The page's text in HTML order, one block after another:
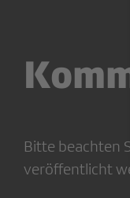
Bitte beachten
veröffentlicht